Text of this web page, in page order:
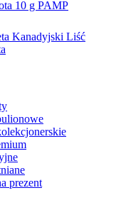
10 g PAMP
Kanadyjski Liść
prezent